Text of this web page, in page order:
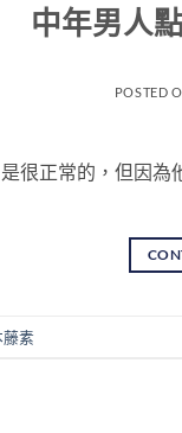
中年男人
POSTED
很正常的，但因
藤素